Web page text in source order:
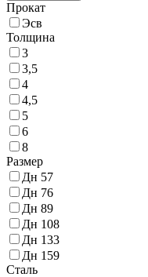
Прокат
Эсв
Толщина
3
3,5
4
4,5
5
6
8
Размер
Дн 57
Дн 76
Дн 89
Дн 108
Дн 133
Дн 159
Сталь